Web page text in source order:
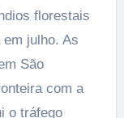
florestais
julho. As
São
com a
o tráfego